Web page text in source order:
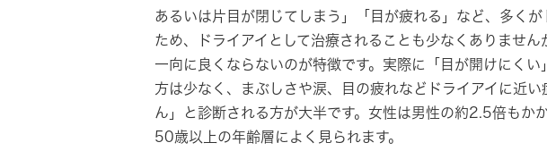
あるいは片目が閉じてしまう」「目が疲れる」など、多く
ため、ドライアイとして治療されることも少なくありませ
一向に良くならないのが特徴です。実際に「目が開けにく
方は少なく、まぶしさや涙、目の疲れなどドライアイに近
ん」と診断される方が大半です。女性は男性の約2.5倍もか
50歳以上の年齢層によく見られます。